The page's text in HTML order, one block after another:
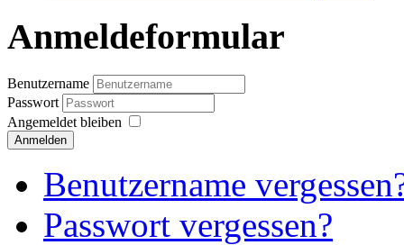
Anmeldeformular
Benutzername
Passwort
Angemeldet bleiben
Anmelden
Benutzername
Passwort vergessen?